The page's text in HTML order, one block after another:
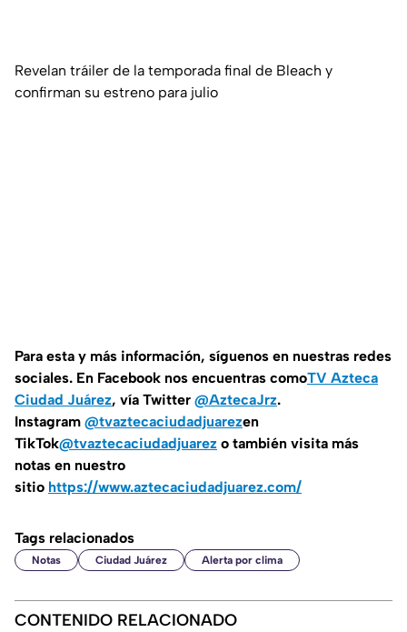
Revelan tráiler de la temporada final de Bleach y
confirman su estreno para julio
Para esta y más información, síguenos en nuestras redes
sociales. En Facebook nos encuentras comoTV Azteca
Ciudad Juárez, vía Twitter @AztecaJrz.
Instagram @tvaztecaciudadjuarezen
TikTok@tvaztecaciudadjuarez o también visita más
notas en nuestro
sitio https://www.aztecaciudadjuarez.com/
Tags relacionados
Notas Ciudad Juárez Alerta por clima
CONTENIDO RELACIONADO